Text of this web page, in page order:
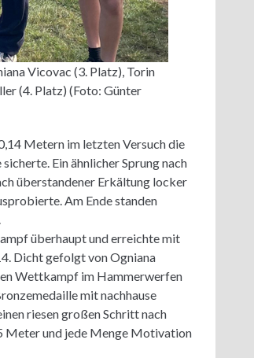
Vicovac (3. Platz), Torin
(4. Platz) (Foto: Günter
Metern im letzten Versuch die
Ein ähnlicher Sprung nach
überstandener Erkältung locker
Am Ende standen
überhaupt und erreichte mit
Dicht gefolgt von Ogniana
Wettkampf im Hammerwerfen
mit nachhause
riesen großen Schritt nach
Meter und jede Menge Motivation